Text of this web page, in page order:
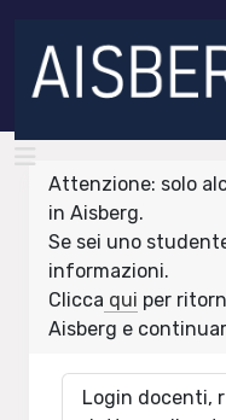
Attenzione: solo
in Aisberg.
Se sei uno
informazioni.
Clicca qui per
Aisberg e
Login docenti,